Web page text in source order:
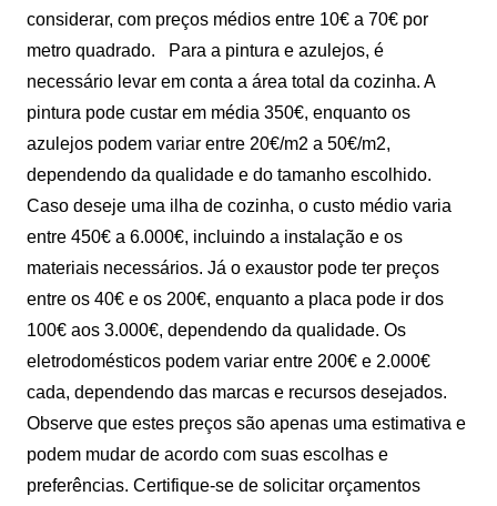
considerar, com preços médios entre 10€ a 70€ por
metro quadrado.
Para a pintura e azulejos, é
necessário levar em conta a área total da cozinha. A
pintura pode custar em média 350€, enquanto os
azulejos podem variar entre 20€/m2 a 50€/m2,
dependendo da qualidade e do tamanho escolhido.
Caso deseje uma ilha de cozinha, o custo médio varia
entre 450€ a 6.000€, incluindo a instalação e os
materiais necessários. Já o exaustor pode ter preços
entre os 40€ e os 200€, enquanto a placa pode ir dos
100€ aos 3.000€, dependendo da qualidade. Os
eletrodomésticos podem variar entre 200€ e 2.000€
cada, dependendo das marcas e recursos desejados.
Observe que estes preços são apenas uma estimativa e
podem mudar de acordo com suas escolhas e
preferências. Certifique-se de solicitar orçamentos